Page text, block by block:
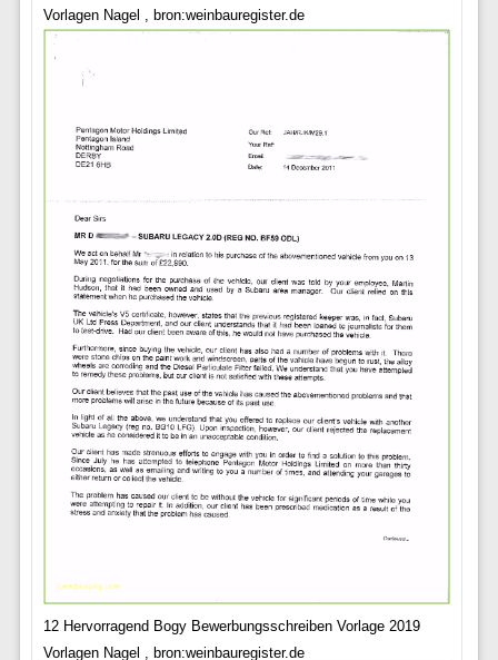
Vorlagen Nagel , bron:weinbauregister.de
12 Hervorragend Bogy Bewerbungsschreiben Vorlage 2019
Vorlagen Nagel , bron:weinbauregister.de